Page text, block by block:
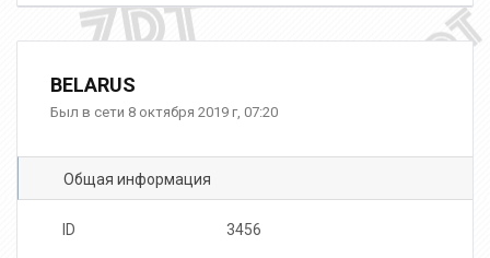
Витя Швец Dmitriu Ykovlev
BELARUS
Был в сети 8 октября 2019 г, 07:20
Общая информация
ID 3456